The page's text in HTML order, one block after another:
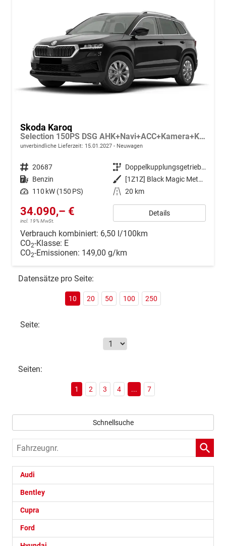
Skoda Karoq
Selection 150PS DSG AHK+Navi+ACC+Kamera+Kessy+Sitzheizung+GV5+Ambiente
unverbindliche Lieferzeit: 15.01.2027 Neuwagen
Fahrzeugnr. 20687 Getriebe
Doppelkupplungsgetriebe (DSG)
Kraftstoff Benzin Außenfarbe
[1Z1Z] Black Magic Metallic
Leistung 110 kW (150 PS) Kilometerstand 20 km
34.090,– €
incl. 19% MwSt.
Details
Verbrauch kombiniert: 6,50 l/100km
CO2-Klasse: E
CO2-Emissionen: 149,00 g/km
Datensätze pro Seite:
10 20 50 100 250
Seite:
Seiten:
1 2 3 4 ... 7
Schnellsuche
Fahrzeugnr.
Audi
Bentley
Cupra
Ford